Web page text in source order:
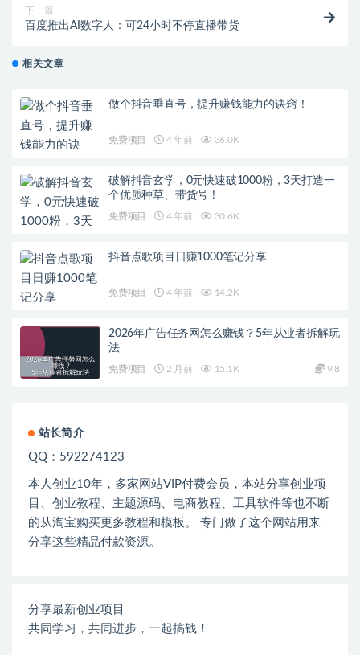
下一篇
百度推出AI数字人：可24小时不停直播带货
相关文章
做个抖音垂直号，提升赚钱能力的诀窍！
免费项目 4 年前 36.0K
破解抖音玄学，0元快速破1000粉，3天打造一
个优质种草、带货号！
免费项目 4 年前 30.6K
抖音点歌项目日赚1000笔记分享
免费项目 4 年前 14.2K
2026年广告任务网怎么赚钱？5年从业者拆解玩
法
免费项目 2 月前 15.1K 9.8
站长简介
QQ：592274123
本人创业10年，多家网站VIP付费会员，本站分享创业项
目、创业教程、主题源码、电商教程、工具软件等也不断
的从淘宝购买更多教程和模板。 专门做了这个网站用来
分享这些精品付款资源。
分享最新创业项目
共同学习，共同进步，一起搞钱！